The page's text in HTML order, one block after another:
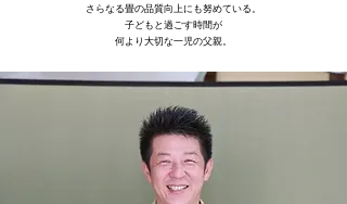
さらなる畳の品質向上にも努めている。
子どもと過ごす時間が
何より大切な一児の父親。